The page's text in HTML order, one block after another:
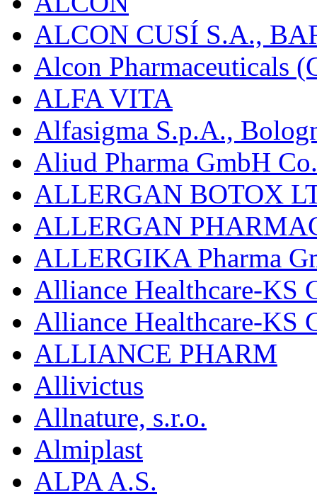
ALCON CUSÍ S.A.,
Alcon Pharmaceuticals
ALFA VITA
Alfasigma S.p.A.,
Aliud Pharma GmbH
ALLERGAN BOTOX
ALLERGAN
ALLERGIKA Pharma
Alliance Healthcare-KS
Alliance Healthcare-KS
ALLIANCE PHARM
Allivictus
Allnature, s.r.o.
Almiplast
ALPA A.S.